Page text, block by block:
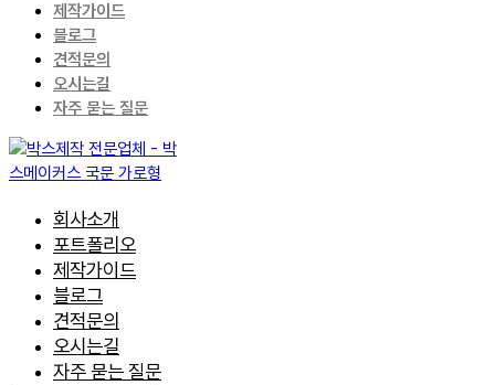
제작가이드
블로그
견적문의
오시는길
자주 묻는 질문
회사소개
포트폴리오
제작가이드
블로그
견적문의
오시는길
자주 묻는 질문